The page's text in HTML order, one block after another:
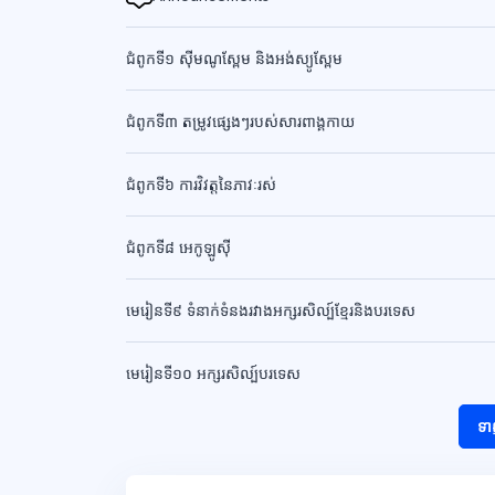
ជំពូកទី១ ស៊ីមណូស្ពែម និងអង់ស្យូស្ពែម
ជំពូកទី៣ តម្រូវផ្សេងៗរបស់សារពាង្គកាយ
ជំពូកទី៦ ការវិវត្តនៃភាវៈរស់
ជំពូកទី៨ អេកូឡូស៊ី
មេរៀនទី៩ ទំនាក់ទំនងរវាងអក្សរសិល្ប៍ខ្មែរនិងបរទេស
មេរៀនទី១០ អក្សរសិល្ប៍បរទេស
ទ